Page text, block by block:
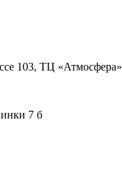
103, ТЦ «Атмосфера»
7 б